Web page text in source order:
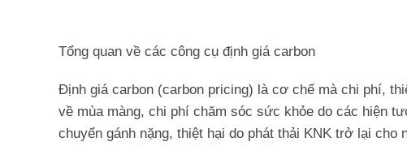
Tổng quan về các công cụ định giá carbon
Định giá carbon (carbon pricing) là cơ chế mà chi phí,
về mùa màng, chi phí chăm sóc sức khỏe do các hiện
chuyển gánh nặng, thiệt hại do phát thải KNK trở lại cho